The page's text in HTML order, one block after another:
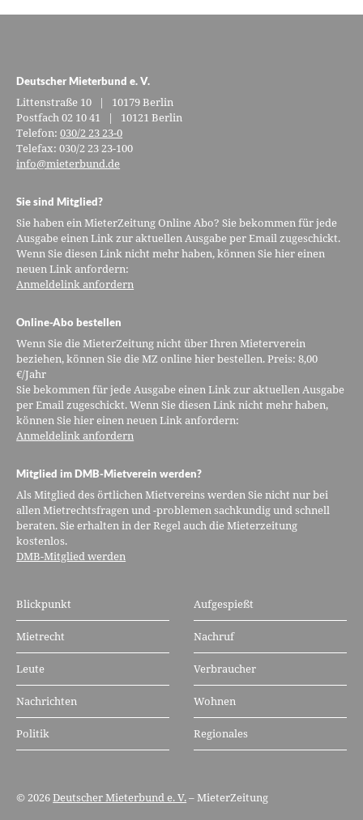
Deutscher Mieterbund e. V.
Littenstraße 10 | 10179 Berlin
Postfach 02 10 41 | 10121 Berlin
Telefon:030/2 23 23-0
Telefax: 030/2 23 23-100
info@mieterbund.de
Sie sind Mitglied?
Sie haben ein MieterZeitung Online Abo? Sie bekommen für jede
Ausgabe einen Link zur aktuellen Ausgabe per Email zugeschickt.
Wenn Sie diesen Link nicht mehr haben, können Sie hier einen
neuen Link anfordern:
Anmeldelink anfordern
Online-Abo bestellen
Wenn Sie die MieterZeitung nicht über Ihren Mieterverein
beziehen, können Sie die MZ online hier bestellen. Preis: 8,00
€/Jahr
Sie bekommen für jede Ausgabe einen Link zur aktuellen Ausgabe
per Email zugeschickt. Wenn Sie diesen Link nicht mehr haben,
können Sie hier einen neuen Link anfordern:
Anmeldelink anfordern
Mitglied im DMB-Mietverein werden?
Als Mitglied des örtlichen Mietvereins werden Sie nicht nur bei
allen Mietrechtsfragen und -problemen sachkundig und schnell
beraten. Sie erhalten in der Regel auch die Mieterzeitung
kostenlos.
DMB-Mitglied werden
Blickpunkt
Mietrecht
Leute
Nachrichten
Politik
Aufgespießt
Nachruf
Verbraucher
Wohnen
Regionales
© 2026Deutscher Mieterbund e. V.– MieterZeitung